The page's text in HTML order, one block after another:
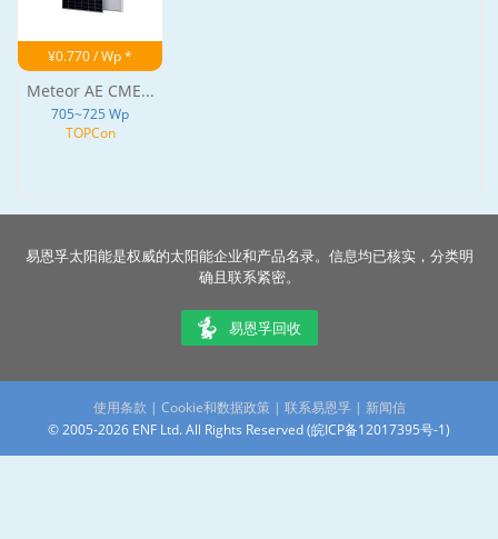
¥0.770 / Wp *
Meteor AE CME...
705~725 Wp
TOPCon
易恩孚太阳能是权威的太阳能企业和产品名录。信息均已核实，分类明
确且联系紧密。
易恩孚回收
使用条款 | Cookie和数据政策| 联系易恩孚 | 新闻信
© 2005-2026 ENF Ltd. All Rights Reserved (皖ICP备12017395号-1)